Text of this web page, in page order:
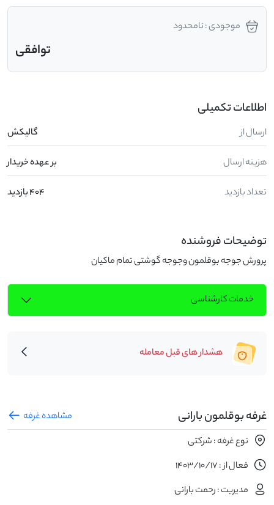
موجودی : نامحدود
توافقی
اطلاعات تکمیلی
ارسال از گالیکش
هزینه ارسال بر عهده خریدار
تعداد بازدید 404 بازدید
توضیحات فروشنده
پرورش جوجه بوقلمون وجوجه گوشتی تمام ماکیان
خدمات کارشناسی
هشدار های قبل معامله
غرفه بوقلمون بارانی
مشاهده غرفه
نوع غرفه : شرکتی
فعال از : 1403/10/17
مدیریت : رحمت بارانی